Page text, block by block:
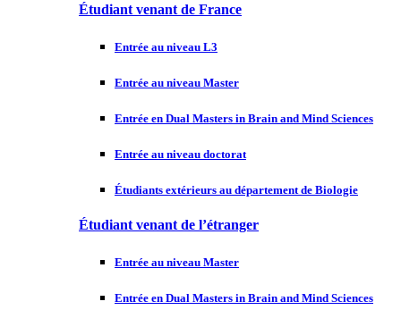
Étudiant venant de France
Entrée au niveau L3
Entrée au niveau Master
Entrée en Dual Masters in Brain and Mind Sciences
Entrée au niveau doctorat
Étudiants extérieurs au département de Biologie
Étudiant venant de l’étranger
Entrée au niveau Master
Entrée en Dual Masters in Brain and Mind Sciences